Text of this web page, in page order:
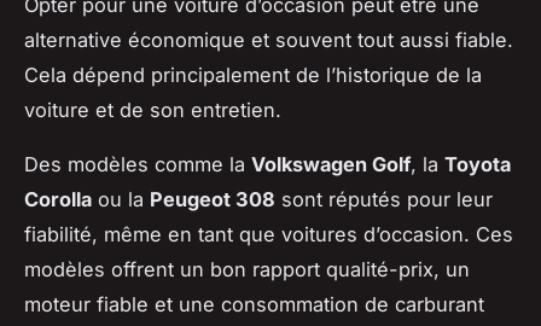
Opter pour une voiture d’occasion peut être une
alternative économique et souvent tout aussi fiable.
Cela dépend principalement de l’historique de la
voiture et de son entretien.
Des modèles comme la Volkswagen Golf, la Toyota
Corolla ou la Peugeot 308 sont réputés pour leur
fiabilité, même en tant que voitures d’occasion. Ces
modèles offrent un bon rapport qualité-prix, un
moteur fiable et une consommation de carburant